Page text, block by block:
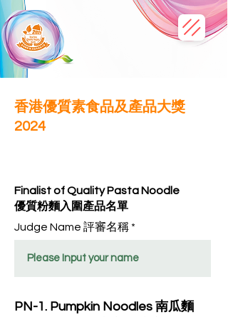
香港優質素食品及產品大獎
2024
Finalist of Quality Pasta Noodle
優質粉麵入圍產品名單
Judge Name 評審名稱
PN-1. Pumpkin Noodles 南瓜麵